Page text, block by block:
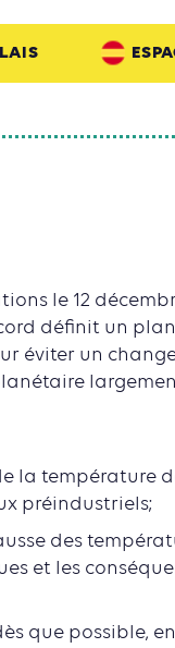
le 12
définit un
éviter un
la température
préindustriels;
des
et les
que possible,